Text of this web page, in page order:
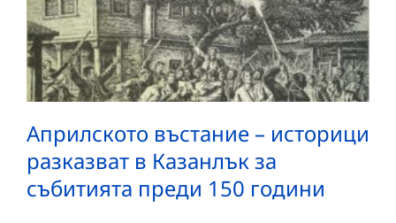
Априлското въстание – историци
разказват в Казанлък за
събитията преди 150 години